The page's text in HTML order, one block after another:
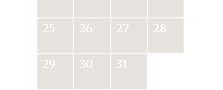
25 26 27 28
29 30 31